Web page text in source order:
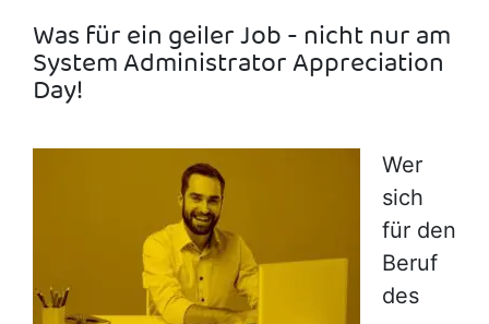
Was für ein geiler Job - nicht nur am
System Administrator Appreciation
Day!
Wer
sich
für den
Beruf
des